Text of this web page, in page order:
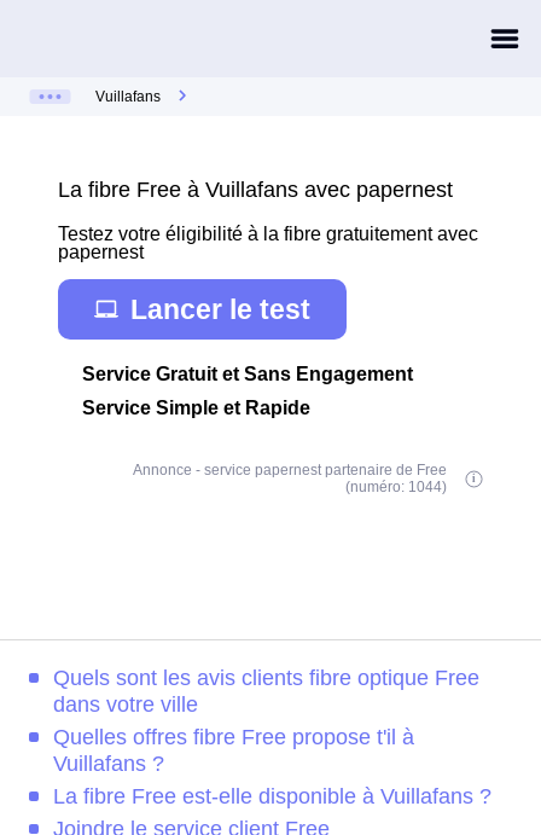
Vuillafans
La fibre Free à Vuillafans avec papernest
Testez votre éligibilité à la fibre gratuitement avec
papernest
Lancer le test
Service Gratuit et Sans Engagement
Service Simple et Rapide
Annonce - service papernest partenaire de Free
(numéro: 1044)
Quels sont les avis clients fibre optique Free
dans votre ville
Quelles offres fibre Free propose t'il à
Vuillafans ?
La fibre Free est-elle disponible à Vuillafans ?
Joindre le service client Free